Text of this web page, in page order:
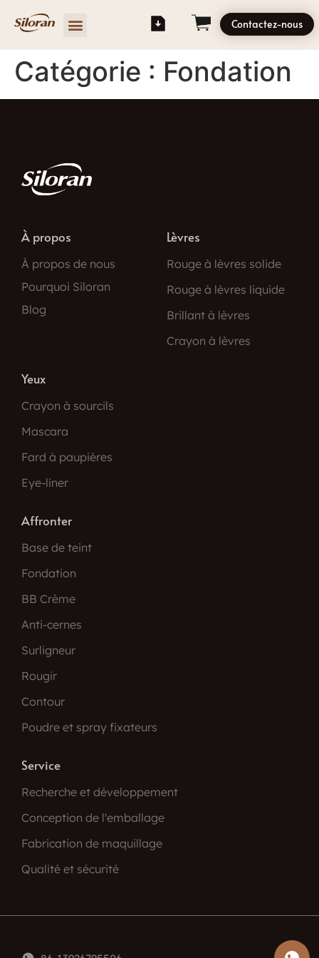
Contactez-nous
Catégorie : Fondation
À propos
À propos de nous
Pourquoi Siloran
Blog
Lèvres
Rouge à lèvres solide
Rouge à lèvres liquide
Brillant à lèvres
Crayon à lèvres
Yeux
Crayon à sourcils
Mascara
Fard à paupières
Eye-liner
Affronter
Base de teint
Fondation
BB Crème
Anti-cernes
Surligneur
Rougir
Contour
Poudre et spray fixateurs
Service
Recherche et développement
Conception de l'emballage
Fabrication de maquillage
Qualité et sécurité